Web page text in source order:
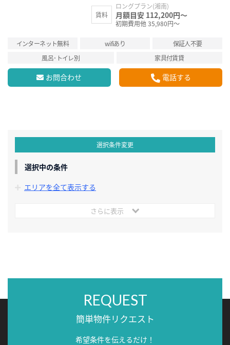
賃料
ロングプラン(湘南)
月額目安 112,200円～
初期費用他 35,980円～
インターネット無料 wifiあり
保証人不要
風呂･トイレ別
家具付賃貸
お問合わせ 電話する
選択条件変更
選択中の条件
エリアを全て表示する
さらに表示
REQUEST
簡単物件リクエスト
希望条件を伝えるだけ！